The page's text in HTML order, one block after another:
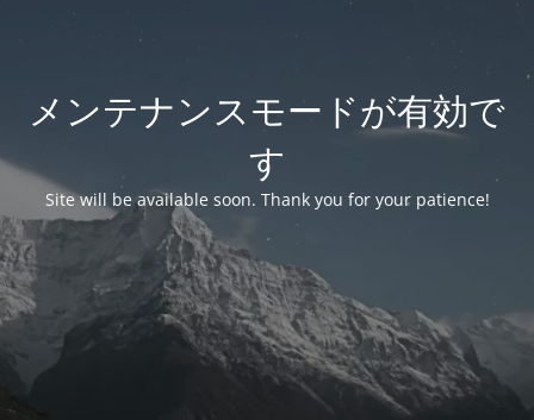
メンテナンスモードが有効で
す
Site will be available soon. Thank you for your patience!